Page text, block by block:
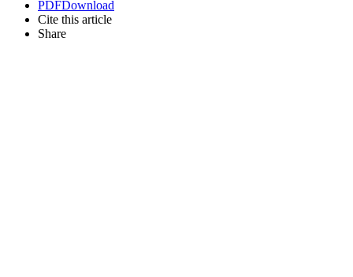
PDFDownload
Cite this article
Share